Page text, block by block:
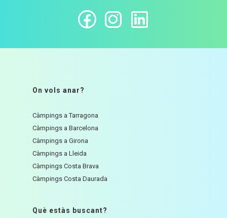
On vols anar?
Càmpings a Tarragona
Càmpings a Barcelona
Càmpings a Girona
Càmpings a Lleida
Càmpings Costa Brava
Càmpings Costa Daurada
Què estàs buscant?